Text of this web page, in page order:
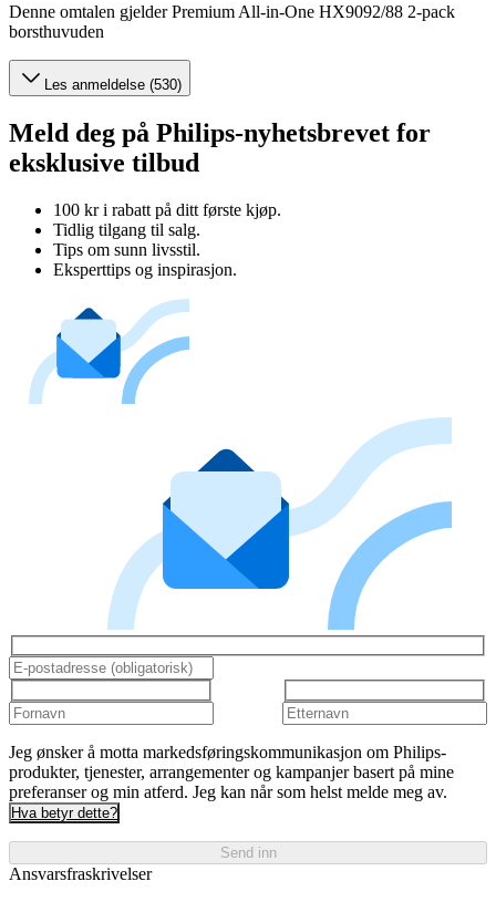
Denne omtalen gjelder Premium All-in-One HX9092/88 2-pack
borsthuvuden
Les anmeldelse (530)
Meld deg på Philips-nyhetsbrevet for
eksklusive tilbud
100 kr i rabatt på ditt første kjøp.
Tidlig tilgang til salg.
Tips om sunn livsstil.
Eksperttips og inspirasjon.
Jeg ønsker å motta markedsføringskommunikasjon om Philips-
produkter, tjenester, arrangementer og kampanjer basert på mine
preferanser og min atferd. Jeg kan når som helst melde meg av.
Hva betyr dette?
Send inn
Ansvarsfraskrivelser